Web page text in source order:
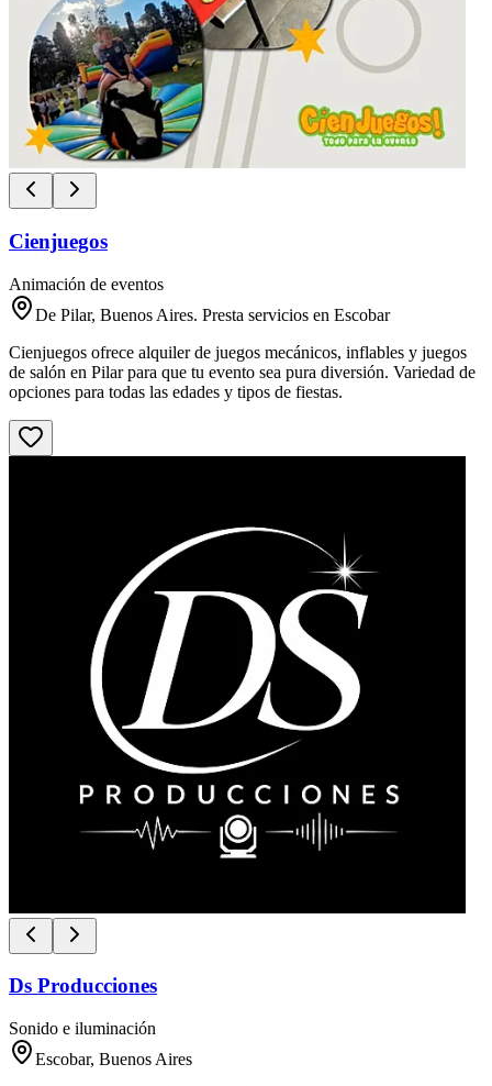
Cienjuegos
Animación de eventos
De Pilar, Buenos Aires. Presta servicios en Escobar
Cienjuegos ofrece alquiler de juegos mecánicos, inflables y juegos
de salón en Pilar para que tu evento sea pura diversión. Variedad de
opciones para todas las edades y tipos de fiestas.
Ds Producciones
Sonido e iluminación
Escobar, Buenos Aires